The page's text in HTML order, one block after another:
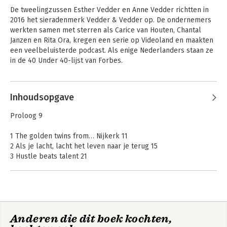
De tweelingzussen Esther Vedder en Anne Vedder richtten in
2016 het sieradenmerk Vedder & Vedder op. De ondernemers
werkten samen met sterren als Carice van Houten, Chantal
Janzen en Rita Ora, kregen een serie op Videoland en maakten
een veelbeluisterde podcast. Als enige Nederlanders staan ze
in de 40 Under 40-lijst van Forbes.
Inhoudsopgave
Proloog 9
1 The golden twins from… Nijkerk 11
2 Als je lacht, lacht het leven naar je terug 15
3 Hustle beats talent 21
9 Creatie + commercie = succes 49
Anderen die dit boek kochten,